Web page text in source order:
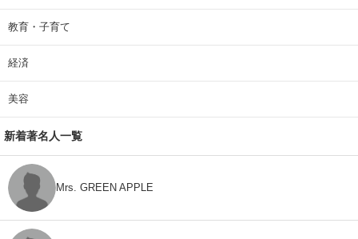
教育・子育て
経済
美容
新着著名人一覧
Mrs. GREEN APPLE